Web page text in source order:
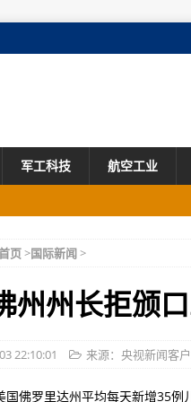
军工科技 航空工业
页>国际新闻>
州州长拒颁
22:10:01 来源：央视新闻客
国佛罗里达州平均每天新增35